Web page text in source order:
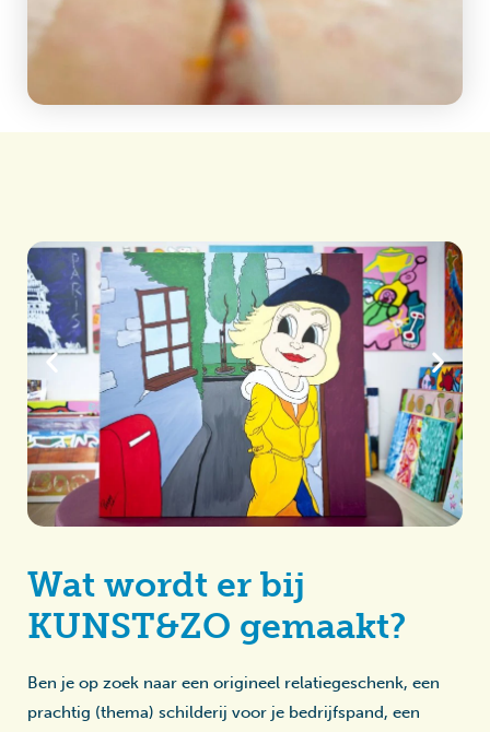
Wat wordt er bij
KUNST&ZO gemaakt?
Ben je op zoek naar een origineel relatiegeschenk, een
prachtig (thema) schilderij voor je bedrijfspand, een